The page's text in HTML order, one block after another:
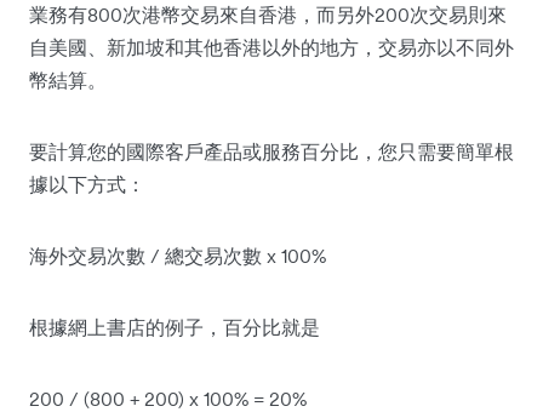
業務有800次港幣交易來自香港，而另外200次交易則來
自美國、新加坡和其他香港以外的地方，交易亦以不同外
幣結算。
要計算您的國際客戶產品或服務百分比，您只需要簡單根
據以下方式：
海外交易次數 / 總交易次數 x 100%
根據網上書店的例子，百分比就是
200 / (800 + 200) x 100% = 20%